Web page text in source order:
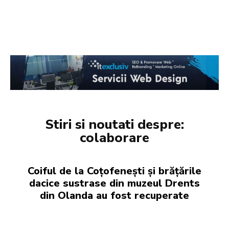
Stiri si noutati despre:
colaborare
Coiful de la Coțofenești și brățările
dacice sustrase din muzeul Drents
din Olanda au fost recuperate